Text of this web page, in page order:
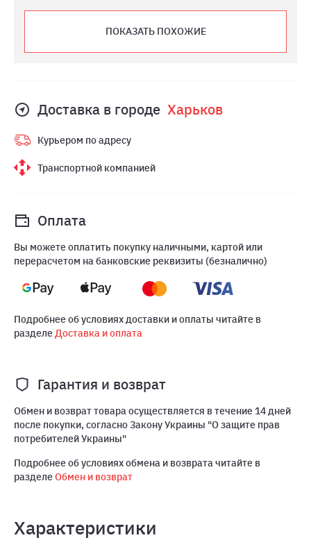
ПОКАЗАТЬ ПОХОЖИЕ
Доставка в городе Харьков
Курьером по адресу
Транспортной компанией
Оплата
Вы можете оплатить покупку наличными, картой или
перерасчетом на банковские реквизиты (безналично)
Подробнее об условиях доставки и оплаты читайте в
разделеДоставка и оплата
Гарантия и возврат
Обмен и возврат товара осуществляется в течение 14 дней
после покупки, согласно Закону Украины "О защите прав
потребителей Украины"
Подробнее об условиях обмена и возврата читайте в
разделеОбмен и возврат
Характеристики